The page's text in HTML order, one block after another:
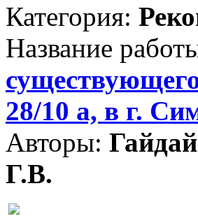
Категория:
Название
28/10 а, в г.
Авторы:
Г.В.